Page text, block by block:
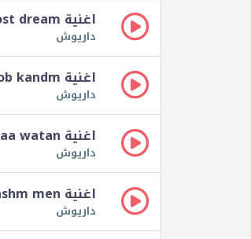
اغنية Beman noko dost dream
داريوش
اغنية Buwa khob kandm
داريوش
اغنية Fidaa watan
داريوش
اغنية Gashm men
داريوش